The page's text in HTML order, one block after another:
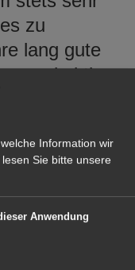
zu
lang gute
und aktiven
für die
zu hören
der
bei
die Chöre
das unter
Information wir
Sie bitte unsere
Anwendung